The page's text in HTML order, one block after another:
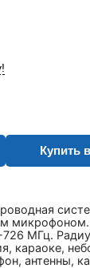
Купить
микрофоном.
МГц.
караоке,
антенны,